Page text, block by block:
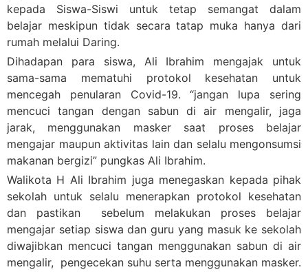
kepada Siswa-Siswi untuk tetap semangat dalam
belajar meskipun tidak secara tatap muka hanya dari
rumah melalui Daring.
Dihadapan para siswa, Ali Ibrahim mengajak untuk
sama-sama mematuhi protokol kesehatan untuk
mencegah penularan Covid-19. “jangan lupa sering
mencuci tangan dengan sabun di air mengalir, jaga
jarak, menggunakan masker saat proses belajar
mengajar maupun aktivitas lain dan selalu mengonsumsi
makanan bergizi” pungkas Ali Ibrahim.
Walikota H Ali Ibrahim juga menegaskan kepada pihak
sekolah untuk selalu menerapkan protokol kesehatan
dan pastikan sebelum melakukan proses belajar
mengajar setiap siswa dan guru yang masuk ke sekolah
diwajibkan mencuci tangan menggunakan sabun di air
mengalir, pengecekan suhu serta menggunakan masker.